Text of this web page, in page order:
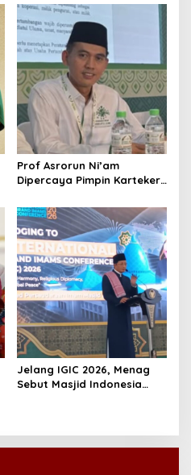
yang Layak
Prof Asrorun Ni’am
Dipercaya Pimpin Karteker
Regenerasi Kepemimpinan
NU
Jelang IGIC 2026, Menag
Sebut Masjid Indonesia